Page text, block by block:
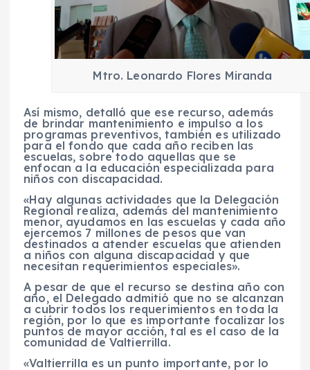
Mtro. Leonardo Flores Miranda
Así mismo, detalló que ese recurso, además
de brindar mantenimiento e impulso a los
programas preventivos, también es utilizado
para el fondo que cada año reciben las
escuelas, sobre todo aquellas que se
enfocan a la educación especializada para
niños con discapacidad.
«Hay algunas actividades que la Delegación
Regional realiza, además del mantenimiento
menor, ayudamos en las escuelas y cada año
ejercemos 7 millones de pesos que van
destinados a atender escuelas que atienden
a niños con alguna discapacidad y que
necesitan requerimientos especiales».
A pesar de que el recurso se destina año con
año, el Delegado admitió que no se alcanzan
a cubrir todos los requerimientos en toda la
región, por lo que es importante focalizar los
puntos de mayor acción, tal es el caso de la
comunidad de Valtierrilla.
«Valtierrilla es un punto importante, por lo